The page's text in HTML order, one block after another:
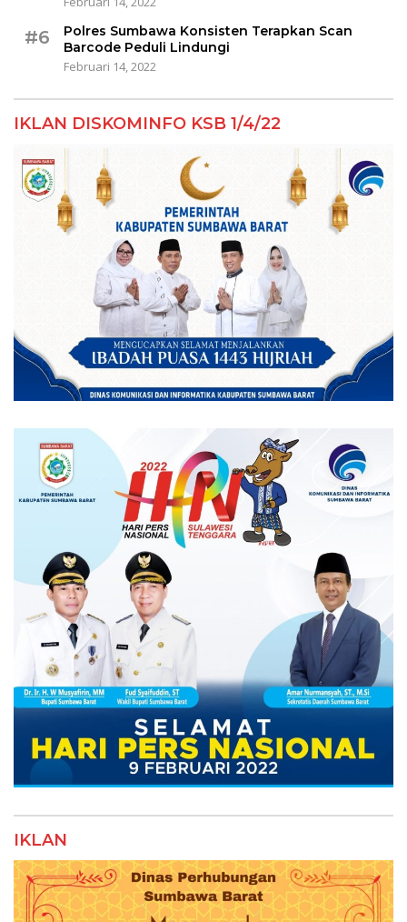
#6
Polres Sumbawa Konsisten Terapkan Scan
Barcode Peduli Lindungi
Februari 14, 2022
IKLAN DISKOMINFO KSB 1/4/22
IKLAN